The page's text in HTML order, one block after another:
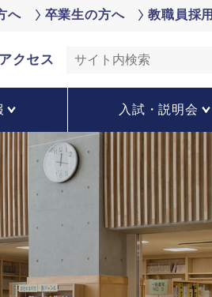
へ 卒業生の方へ 教職員採用
クセス
入試・説明会